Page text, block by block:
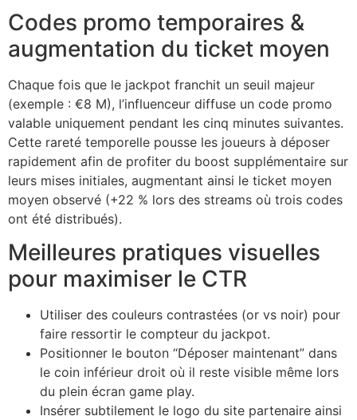
Codes promo temporaires &
augmentation du ticket moyen
Chaque fois que le jackpot franchit un seuil majeur
(exemple : €8 M), l’influenceur diffuse un code promo
valable uniquement pendant les cinq minutes suivantes.
Cette rareté temporelle pousse les joueurs à déposer
rapidement afin de profiter du boost supplémentaire sur
leurs mises initiales, augmentant ainsi le ticket moyen
moyen observé (+22 % lors des streams où trois codes
ont été distribués).
Meilleures pratiques visuelles
pour maximiser le CTR
Utiliser des couleurs contrastées (or vs noir) pour
faire ressortir le compteur du jackpot.
Positionner le bouton “Déposer maintenant” dans
le coin inférieur droit où il reste visible même lors
du plein écran game play.
Insérer subtilement le logo du site partenaire ainsi